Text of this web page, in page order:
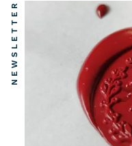
NEWSLETTER